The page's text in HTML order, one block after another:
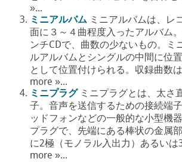
»...
ミニアルバム ミニアルバムは、レ
面に３～４曲程度入ったアルバム
ンチCDで、曲数の少ないもの。ミ
ルアルバムとシングルの中間に位
として位置付けられる。収録曲数
more »...
ミニプラグ ミニプラグとは、太さ
子。音声を送信するための接続端
ッドフォンなどの一般的な小型機
プラグで、先端にある棒状の金属
に2極（モノラル入出力）あるいは
more »...